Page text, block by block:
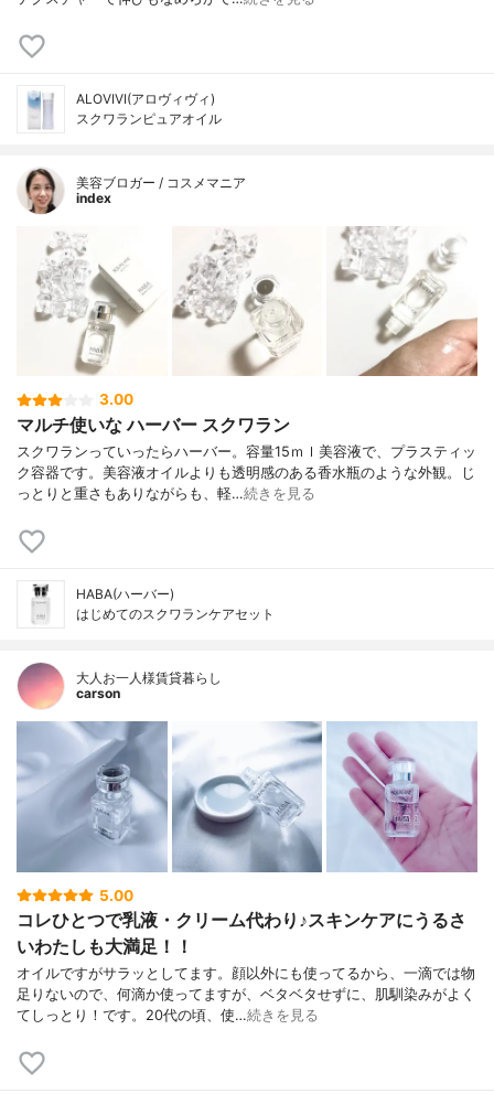
ALOVIVI(アロヴィヴィ)
スクワランピュアオイル
美容ブロガー / コスメマニア
index
3.00
マルチ使いな ハーバー スクワラン
スクワランっていったらハーバー。容量15ｍｌ美容液で、プラスティッ
ク容器です。美容液オイルよりも透明感のある香水瓶のような外観。じ
っとりと重さもありながらも、軽…続きを見る
HABA(ハーバー)
はじめてのスクワランケアセット
大人お一人様賃貸暮らし
carson
5.00
コレひとつで乳液・クリーム代わり♪スキンケアにうるさ
いわたしも大満足！！
オイルですがサラッとしてます。顔以外にも使ってるから、一滴では物
足りないので、何滴か使ってますが、ベタベタせずに、肌馴染みがよく
てしっとり！です。20代の頃、使…続きを見る